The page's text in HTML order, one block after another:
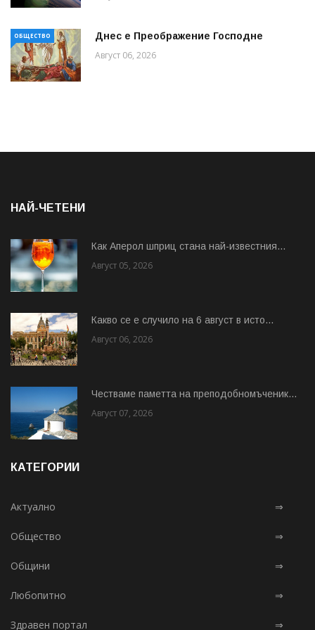
ОБЩЕСТВО Днес е Преображение Господне
Август 06, 2026
НАЙ-ЧЕТЕНИ
Как Аперол шприц стана най-известния...
Август 05, 2026
Какво се е случило на 6 август в исто...
Август 06, 2026
Честваме паметта на преподобномъченик...
Август 07, 2026
КАТЕГОРИИ
Актуално ⇒
Общество ⇒
Общини ⇒
Любопитно ⇒
Здравен портал ⇒